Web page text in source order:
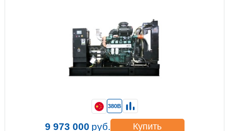
380В
9 973 000 руб. Купить